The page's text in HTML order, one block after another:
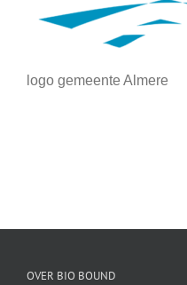
logo gemeente Almere
OVER BIO BOUND